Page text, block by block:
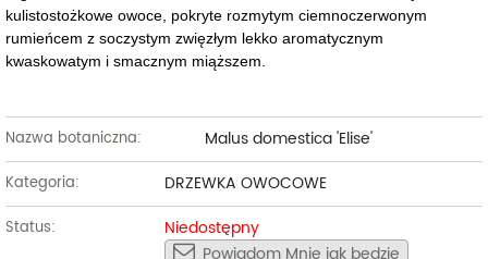
kulistostożkowe owoce, pokryte rozmytym ciemnoczerwonym
rumieńcem z soczystym zwięzłym lekko aromatycznym
kwaskowatym i smacznym miąższem.
Nazwa botaniczna: Malus domestica 'Elise'
Kategoria: DRZEWKA OWOCOWE
Status:
Niedostępny